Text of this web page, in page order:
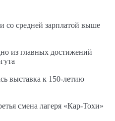
со средней зарплатой выше
из главных достижений
выставка к 150-летию
смена лагеря «Кар-Тохи»